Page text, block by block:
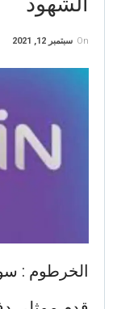
On سبتمبر 12, 2021
الخرطوم :